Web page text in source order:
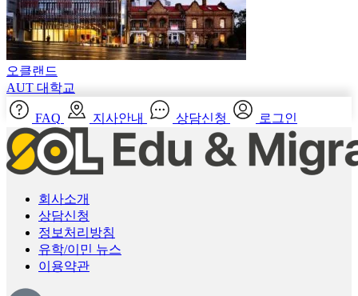
오클랜드
AUT 대학교
FAQ 지사안내 상담신청 로그인
회사소개
상담신청
정보처리방침